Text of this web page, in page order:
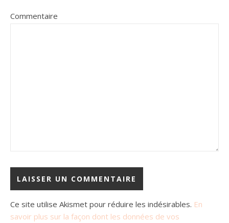
Commentaire
Ce site utilise Akismet pour réduire les indésirables. En
savoir plus sur la façon dont les données de vos